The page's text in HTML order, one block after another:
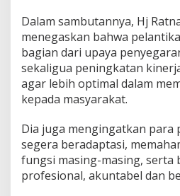
Dalam sambutannya, Hj
menegaskan bahwa
bagian dari upaya
sekaligua peningkatan
agar lebih optimal dalam
kepada masyarakat.
Dia juga mengingatkan para
segera beradaptasi,
fungsi masing-masing, serta
profesional, akuntabel dan